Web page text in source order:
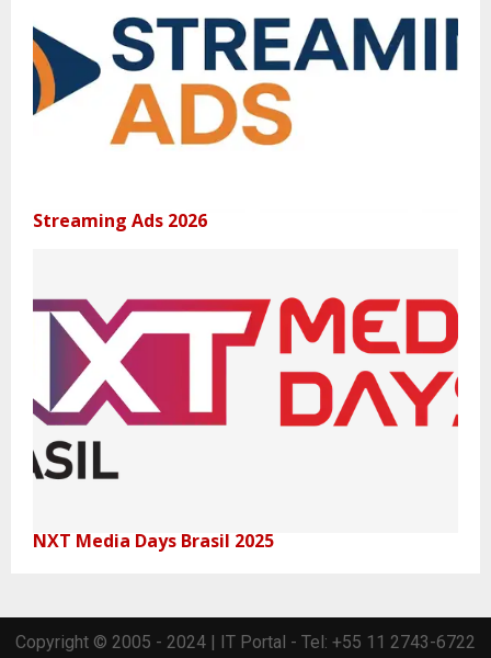
Streaming Ads 2026
NXT Media Days Brasil 2025
Copyright © 2005 - 2024 | IT Portal - Tel: +55 11 2743-6722